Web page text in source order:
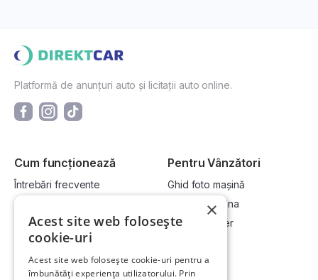
Platformă de anunțuri auto și licitații auto online.
Cum funcționează
Întrebări frecvente
Cum vând la licitație?
Pentru Vânzători
Ghid foto mașină
Vinde-ți mașina
Devino dealer
Link-uri utile Compania
×
Acest site web folosește
cookie-uri
Acest site web folosește cookie-uri pentru a
îmbunătăți experiența utilizatorului. Prin